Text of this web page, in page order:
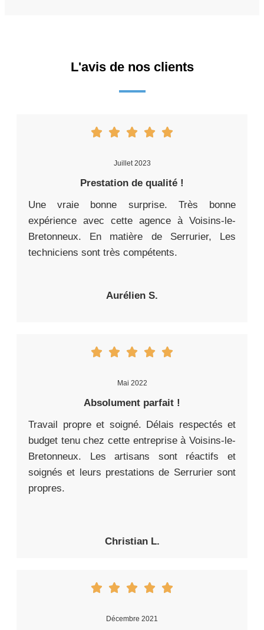
L'avis de nos clients
Juillet 2023
Prestation de qualité !
Une vraie bonne surprise. Très bonne
expérience avec cette agence à Voisins-le-
Bretonneux. En matière de Serrurier, Les
techniciens sont très compétents.
Aurélien S.
Mai 2022
Absolument parfait !
Travail propre et soigné. Délais respectés et
budget tenu chez cette entreprise à Voisins-le-
Bretonneux. Les artisans sont réactifs et
soignés et leurs prestations de Serrurier sont
propres.
Christian L.
Décembre 2021